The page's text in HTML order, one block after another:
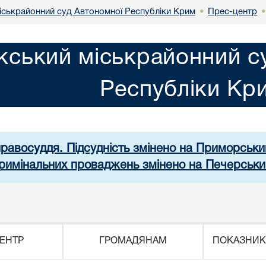
суд Автономної Республіки Крим • Прес-центр
міськрайонний
Республіки
Підсудність змінено на
проваджень змінено на
ГРОМАДЯНАМ